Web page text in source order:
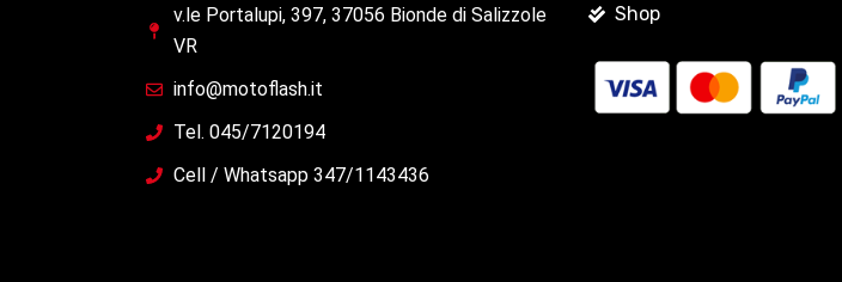
v.le Portalupi, 397, 37056 Bionde di Salizzole
VR
info@motoflash.it
Tel. 045/7120194
Cell / Whatsapp 347/1143436
Shop